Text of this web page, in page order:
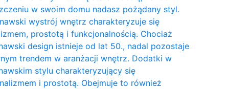
w swoim domu nadasz pożądany styl.
wystrój wnętrz charakteryzuje się
prostotą i funkcjonalnością. Chociaż
design istnieje od lat 50., nadal pozostaje
trendem w aranżacji wnętrz. Dodatki w
stylu charakteryzujący się
i prostotą. Obejmuje to również